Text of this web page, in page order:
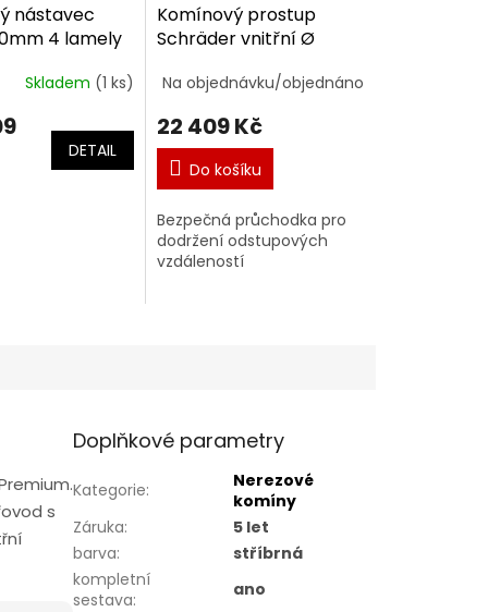
nástavec
4 lamely
Skladem (1 ks)
DETAIL
Komínový prostup
Schräder vnitřní Ø
Na objednávku/objednáno
22 409 Kč
Do košíku
Bezpečná průchodka pro
dodržení odstupových
vzdáleností
s
Doplňkové parametry
Kategorie:
Nerezové
komíny
Záruka:
5 let
barva:
stříbrná
kompletní
sestava:
ano